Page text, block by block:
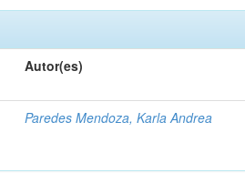
Autor(es)
Paredes Mendoza, Karla Andrea